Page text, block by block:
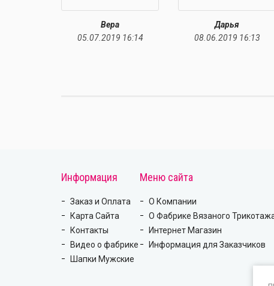
Вера
05.07.2019 16:14
Дарья
08.06.2019 16:13
Информация
Заказ и Оплата
Карта Сайта
Контакты
Видео о фабрике
Шапки Мужские
Меню сайта
О Компании
О Фабрике Вязаного
Интернет Магазин
Информация для Заказчиков